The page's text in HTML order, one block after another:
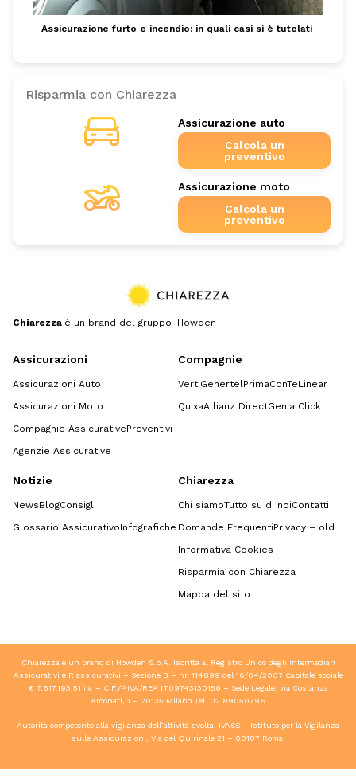
Assicurazione furto e incendio: in quali casi si è tutelati
Risparmia con Chiarezza
Assicurazione auto
Calcola un
preventivo
Assicurazione moto
Calcola un
preventivo
Chiarezza è un brand del gruppo Howden
Assicurazioni
Assicurazioni Auto
Assicurazioni Moto
Compagnie AssicurativePreventivi
Agenzie Assicurative
Compagnie
VertiGenertelPrimaConTeLinear
QuixaAllianz DirectGenialClick
Notizie
NewsBlogConsigli
Glossario AssicurativoInfografiche
Chiarezza
Chi siamoTutto su di noiContatti
Domande FrequentiPrivacy – old
Informativa Cookies
Risparmia con Chiarezza
Mappa del sito
Chiarezza è un brand di Howden S.p.A. Iscritta al Registro Unico degli Intermediari
Assicurativi e Riassicurativi – Sezione B – nr. 114899 del 16/04/2007 Capitale sociale
€ 7.617.193,51 i.v. – C.F./P.IVA/REA IT09743130156 – Sede Legale: via Costanza
Arconati, 1 – 20135 Milano Tel. 02 89050796
Autorità competente alla vigilanza dell’attività svolta: IVASS – Istituto per la Vigilanza
sulle Assicurazioni, Via del Quirinale 21 – 00187 Roma.